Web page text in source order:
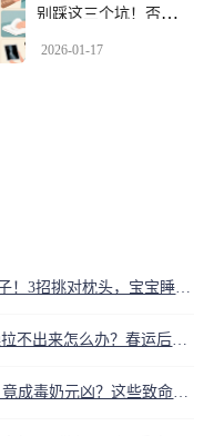
别踩这三个坑！否则骨
2026-01-17